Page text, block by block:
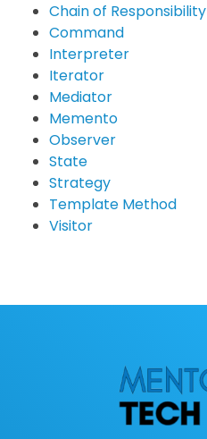
Chain of Responsibility
Command
Interpreter
Iterator
Mediator
Memento
Observer
State
Strategy
Template Method
Visitor